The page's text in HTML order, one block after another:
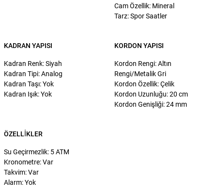
Cam Özellik: Mineral
Tarz: Spor Saatler
KADRAN YAPISI
Kadran Renk: Siyah
Kadran Tipi: Analog
Kadran Taşı: Yok
Kadran Işık: Yok
KORDON YAPISI
Kordon Rengi: Altın
Rengi/Metalik Gri
Kordon Özellik: Çelik
Kordon Uzunluğu: 20 cm
Kordon Genişliği: 24 mm
ÖZELLIKLER
Su Geçirmezlik: 5 ATM
Kronometre: Var
Takvim: Var
Alarm: Yok